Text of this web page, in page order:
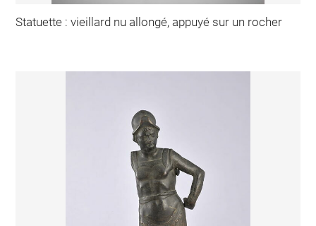
Statuette : vieillard nu allongé, appuyé sur un rocher